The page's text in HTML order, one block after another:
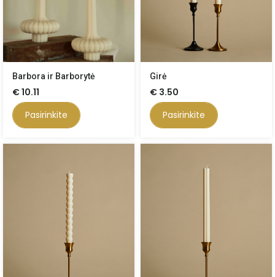
Barbora ir Barborytė
€10.11
Pasirinkite
Girė
€ 3.50
Pasirinkite